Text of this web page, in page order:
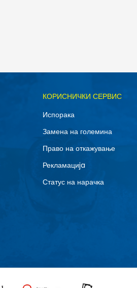
КОРИСНИЧКИ СЕРВИС
Испорака
Замена на големина
Право на откажување
Рекламациja
Статус на нарачка